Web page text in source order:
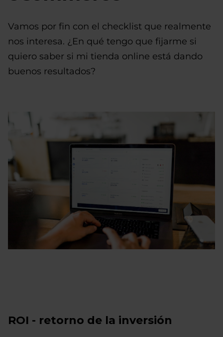
Vamos por fin con el checklist que realmente
nos interesa. ¿En qué tengo que fijarme si
quiero saber si mi tienda online está dando
buenos resultados?
ROI - retorno de la inversión